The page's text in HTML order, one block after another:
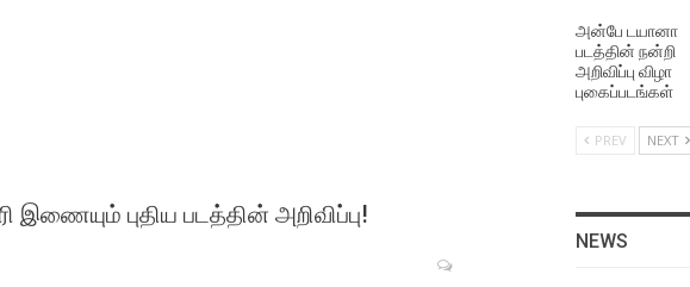
புதிய படத்தின் அறிவிப்பு!
அன்பே டயானா
படத்தின் நன்றி
அறிவிப்பு விழா
புகைப்படங்கள்
PREV NEXT
NEWS
சன்ஸ்’ படத்தின் ‘தி ஒன் ரூல்’
பாடல் வெளியீடு!